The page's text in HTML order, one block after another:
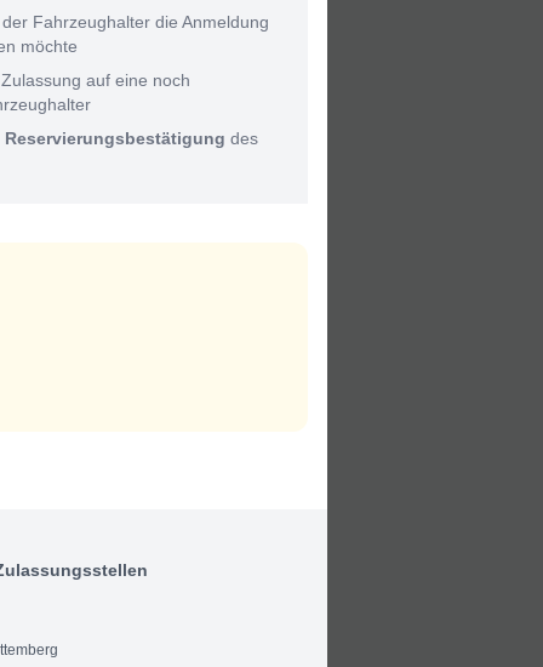
Fahrzeughalter die Anmeldung
möchte
auf eine noch
Reservierungsbestätigung des